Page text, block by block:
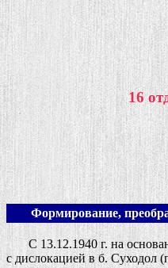
16
Формирование,
С 13.12.1940 г. на
с дислокацией в б.